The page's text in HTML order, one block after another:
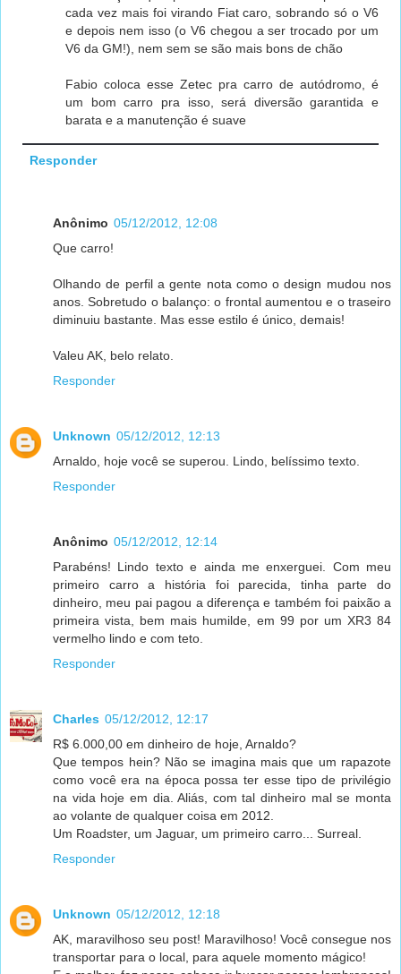
cada vez mais foi virando Fiat caro, sobrando só o V6
e depois nem isso (o V6 chegou a ser trocado por um
V6 da GM!), nem sem se são mais bons de chão
Fabio coloca esse Zetec pra carro de autódromo, é
um bom carro pra isso, será diversão garantida e
barata e a manutenção é suave
Responder
Anônimo 05/12/2012, 12:08
Que carro!
Olhando de perfil a gente nota como o design mudou nos
anos. Sobretudo o balanço: o frontal aumentou e o traseiro
diminuiu bastante. Mas esse estilo é único, demais!
Valeu AK, belo relato.
Responder
Unknown 05/12/2012, 12:13
Arnaldo, hoje você se superou. Lindo, belíssimo texto.
Responder
Anônimo 05/12/2012, 12:14
Parabéns! Lindo texto e ainda me enxerguei. Com meu
primeiro carro a história foi parecida, tinha parte do
dinheiro, meu pai pagou a diferença e também foi paixão a
primeira vista, bem mais humilde, em 99 por um XR3 84
vermelho lindo e com teto.
Responder
Charles 05/12/2012, 12:17
R$ 6.000,00 em dinheiro de hoje, Arnaldo?
Que tempos hein? Não se imagina mais que um rapazote
como você era na época possa ter esse tipo de privilégio
na vida hoje em dia. Aliás, com tal dinheiro mal se monta
ao volante de qualquer coisa em 2012.
Um Roadster, um Jaguar, um primeiro carro... Surreal.
Responder
Unknown 05/12/2012, 12:18
AK, maravilhoso seu post! Maravilhoso! Você consegue nos
transportar para o local, para aquele momento mágico!